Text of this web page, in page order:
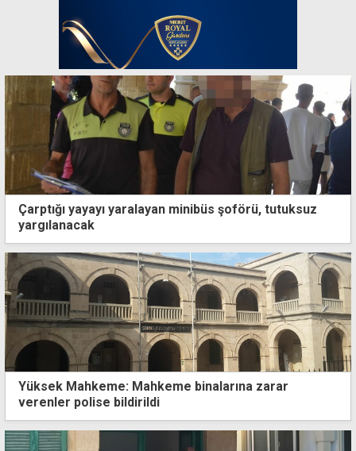
Çarptığı yayayı yaralayan minibüs şoförü, tutuksuz
yargılanacak
Yüksek Mahkeme: Mahkeme binalarına zarar
verenler polise bildirildi